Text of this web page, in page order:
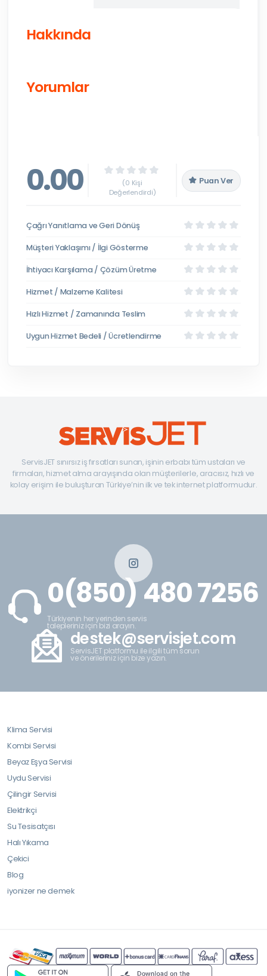
Hakkında
Yorumlar
0.00
(0 Kişi
Değerlendirdi)
Puan Ver
Çağrı Yanıtlama ve Geri Dönüş
Müşteri Yaklaşımı / İlgi Gösterme
İhtiyacı Karşılama / Çözüm Üretme
Hizmet / Malzeme Kalitesi
Hızlı Hizmet / Zamanında Teslim
Uygun Hizmet Bedeli / Ücretlendirme
ServisJET sınırsız iş fırsatları sunan, işinin erbabı tüm ustaları ve
firmaları, hizmet alma arayışında olan müşterilerle, aracısız, hızlı ve
kolay erişim ile buluşturan Türkiye’nin ilk ve tek internet platformudur.
0(850) 480 7256
Türkiyenin her yerinden servis
talepleriniz için bizi arayın.
destek@servisjet.com
ServisJET platformu ile ilgili tüm sorun
ve önerileriniz için bize yazın.
Klima Servisi
Kombi Servisi
Beyaz Eşya Servisi
Uydu Servisi
Çilingir Servisi
Elektrikçi
Su Tesisatçısı
Halı Yıkama
Çekici
Blog
iyonizer ne demek